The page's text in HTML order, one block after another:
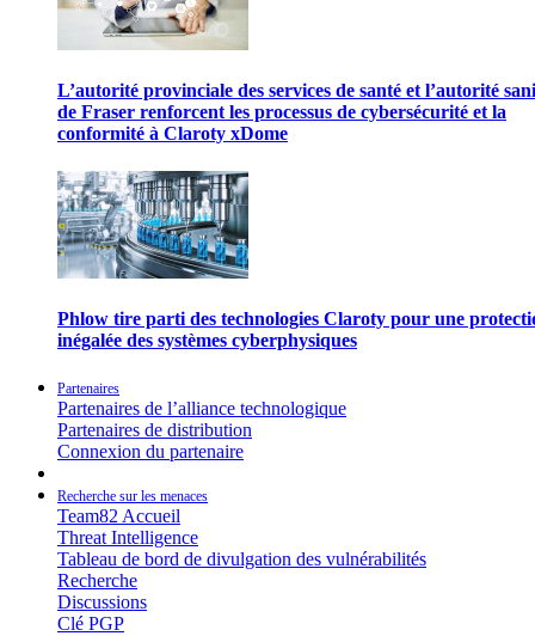
L’autorité provinciale des services de santé et l’autorité
de Fraser renforcent les processus de cybersécurité et la
conformité à Claroty xDome
Phlow tire parti des technologies Claroty pour une
inégalée des systèmes cyberphysiques
Partenaires
Partenaires de l’alliance technologique
Partenaires de distribution
Connexion du partenaire
Recherche sur les menaces
Team82 Accueil
Threat Intelligence
Tableau de bord de divulgation des vulnérabilités
Recherche
Discussions
Clé PGP